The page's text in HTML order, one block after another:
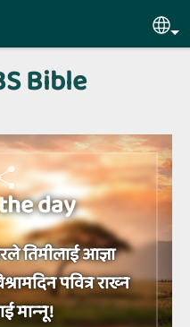
Bible
day
तिमीलाई आज्ञा
पवित्र राख्‍न
मान्‍नू!